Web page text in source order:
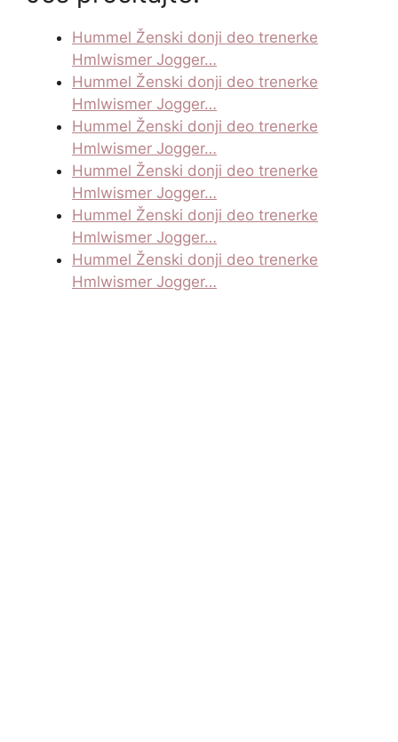
Hummel Ženski donji deo trenerke
Hmlwismer Jogger…
Hummel Ženski donji deo trenerke
Hmlwismer Jogger…
Hummel Ženski donji deo trenerke
Hmlwismer Jogger…
Hummel Ženski donji deo trenerke
Hmlwismer Jogger…
Hummel Ženski donji deo trenerke
Hmlwismer Jogger…
Hummel Ženski donji deo trenerke
Hmlwismer Jogger…